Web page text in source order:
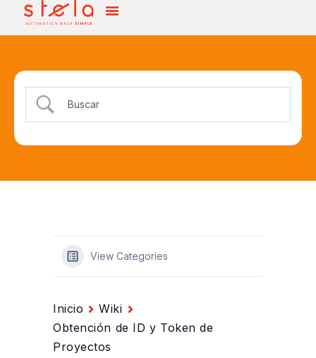
View Categories
Inicio
Wiki
Obtención de ID y Token de
Proyectos